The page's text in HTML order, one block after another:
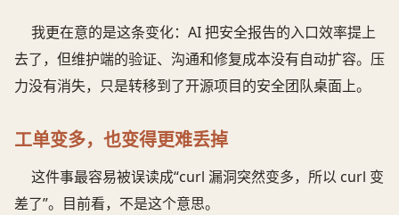
我更在意的是这条变化：AI 把安全报告的入口效率提上
去了，但维护端的验证、沟通和修复成本没有自动扩容。压
力没有消失，只是转移到了开源项目的安全团队桌面上。
工单变多，也变得更难丢掉
这件事最容易被误读成“curl 漏洞突然变多，所以 curl 变
差了”。目前看，不是这个意思。